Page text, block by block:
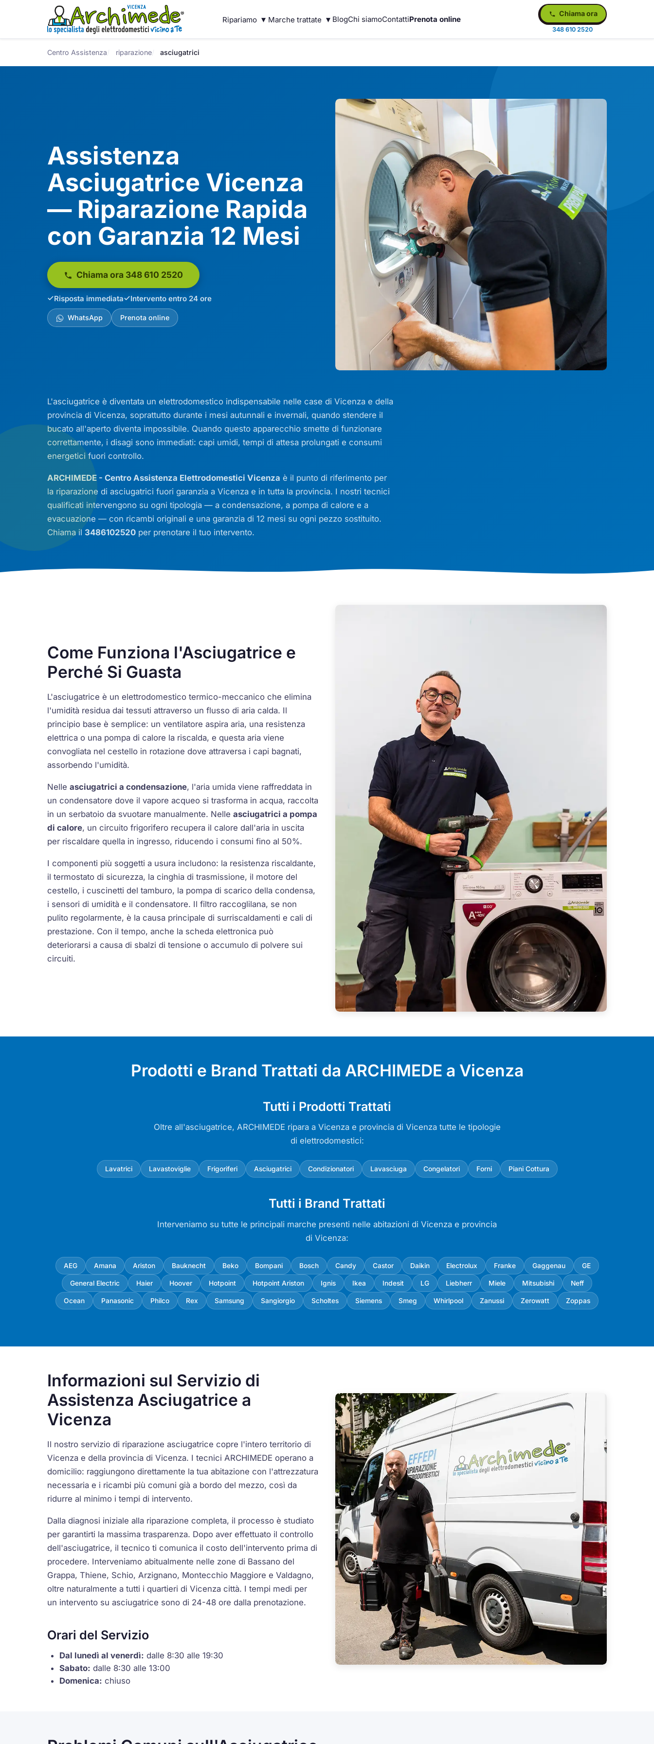
Ripariamo ▾ Marche trattate ▾ BlogChi siamoContattiPrenota online
Chiama ora
348 610 2520
Centro Assistenza riparazione asciugatrici
Assistenza
Asciugatrice Vicenza
— Riparazione Rapida
con Garanzia 12 Mesi
Chiama ora 348 610 2520
Risposta immediata Intervento entro 24 ore
WhatsApp Prenota online
L'asciugatrice è diventata un elettrodomestico indispensabile nelle case di Vicenza e della
provincia di Vicenza, soprattutto durante i mesi autunnali e invernali, quando stendere il
bucato all'aperto diventa impossibile. Quando questo apparecchio smette di funzionare
correttamente, i disagi sono immediati: capi umidi, tempi di attesa prolungati e consumi
energetici fuori controllo.
ARCHIMEDE - Centro Assistenza Elettrodomestici Vicenza è il punto di riferimento per
la riparazione di asciugatrici fuori garanzia a Vicenza e in tutta la provincia. I nostri tecnici
qualificati intervengono su ogni tipologia — a condensazione, a pompa di calore e a
evacuazione — con ricambi originali e una garanzia di 12 mesi su ogni pezzo sostituito.
Chiama il 3486102520 per prenotare il tuo intervento.
Come Funziona l'Asciugatrice e
Perché Si Guasta
L'asciugatrice è un elettrodomestico termico-meccanico che elimina
l'umidità residua dai tessuti attraverso un flusso di aria calda. Il
principio base è semplice: un ventilatore aspira aria, una resistenza
elettrica o una pompa di calore la riscalda, e questa aria viene
convogliata nel cestello in rotazione dove attraversa i capi bagnati,
assorbendo l'umidità.
Nelleasciugatrici a condensazione, l'aria umida viene raffreddata in
un condensatore dove il vapore acqueo si trasforma in acqua, raccolta
in un serbatoio da svuotare manualmente. Nelleasciugatrici a pompa
di calore, un circuito frigorifero recupera il calore dall'aria in uscita
per riscaldare quella in ingresso, riducendo i consumi fino al 50%.
I componenti più soggetti a usura includono: la resistenza riscaldante,
il termostato di sicurezza, la cinghia di trasmissione, il motore del
cestello, i cuscinetti del tamburo, la pompa di scarico della condensa,
i sensori di umidità e il condensatore. Il filtro raccoglilana, se non
pulito regolarmente, è la causa principale di surriscaldamenti e cali di
prestazione. Con il tempo, anche la scheda elettronica può
deteriorarsi a causa di sbalzi di tensione o accumulo di polvere sui
circuiti.
Prodotti e Brand Trattati da ARCHIMEDE a Vicenza
Tutti i Prodotti Trattati
Oltre all'asciugatrice, ARCHIMEDE ripara a Vicenza e provincia di Vicenza tutte le tipologie
di elettrodomestici:
Lavatrici Lavastoviglie Frigoriferi Asciugatrici Condizionatori Lavasciuga Congelatori Forni Piani Cottura
Tutti i Brand Trattati
Interveniamo su tutte le principali marche presenti nelle abitazioni di Vicenza e provincia
di Vicenza:
AEG Amana Ariston Bauknecht Beko Bompani Bosch Candy Castor Daikin Electrolux Franke Gaggenau GE
General Electric Haier Hoover Hotpoint Hotpoint Ariston Ignis Ikea Indesit LG Liebherr Miele Mitsubishi Neff
Ocean Panasonic Philco Rex Samsung Sangiorgio Scholtes Siemens Smeg Whirlpool Zanussi Zerowatt Zoppas
Informazioni sul Servizio di
Assistenza Asciugatrice a
Vicenza
Il nostro servizio di riparazione asciugatrice copre l'intero territorio di
Vicenza e della provincia di Vicenza. I tecnici ARCHIMEDE operano a
domicilio: raggiungono direttamente la tua abitazione con l'attrezzatura
necessaria e i ricambi più comuni già a bordo del mezzo, così da
ridurre al minimo i tempi di intervento.
Dalla diagnosi iniziale alla riparazione completa, il processo è studiato
per garantirti la massima trasparenza. Dopo aver effettuato il controllo
dell'asciugatrice, il tecnico ti comunica il costo dell'intervento prima di
procedere. Interveniamo abitualmente nelle zone di Bassano del
Grappa, Thiene, Schio, Arzignano, Montecchio Maggiore e Valdagno,
oltre naturalmente a tutti i quartieri di Vicenza città. I tempi medi per
un intervento su asciugatrice sono di 24-48 ore dalla prenotazione.
Orari del Servizio
Dal lunedì al venerdì: dalle 8:30 alle 19:30
Sabato: dalle 8:30 alle 13:00
Domenica: chiuso